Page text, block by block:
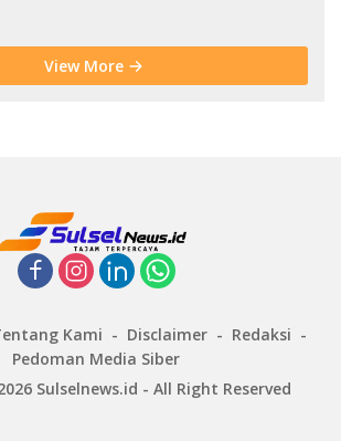
View More
Kami Disclaimer
Redaksi
Pedoman Media Siber
Sulselnews.id - All Right Reserved